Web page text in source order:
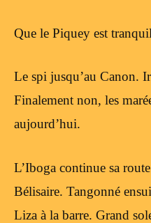
Que le Piquey est
Le spi jusqu’au Canon.
Finalement non, les
aujourd’hui.
L’Iboga continue sa
Bélisaire. Tangonné
Liza à la barre. Grand